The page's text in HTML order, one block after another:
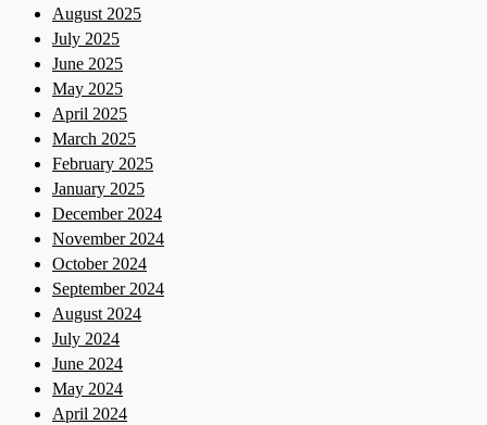
August 2025
July 2025
June 2025
May 2025
April 2025
March 2025
February 2025
January 2025
December 2024
November 2024
October 2024
September 2024
August 2024
July 2024
June 2024
May 2024
April 2024